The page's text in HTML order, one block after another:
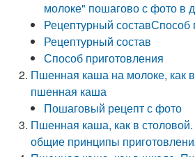
молоке" пошагово с фото в
Рецептурный составСпособ
Рецептурный состав
Способ приготовления
Пшенная каша на молоке, как
пшенная каша
Пошаговый рецепт с фото
Пшенная каша, как в
общие принципы